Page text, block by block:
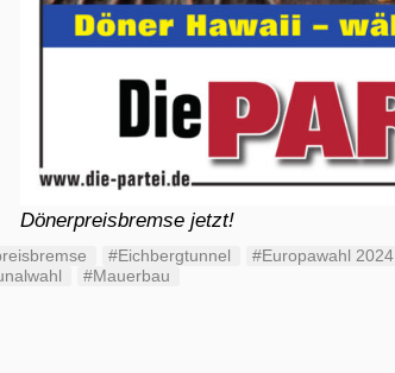
Dönerpreisbremse jetzt!
#Eichbergtunnel #Europawahl 2024
#Mauerbau